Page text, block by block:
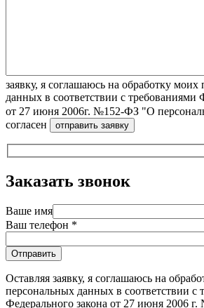
заявку, я соглашаюсь на обработку моих
данных в соответствии с требованиями
от 27 июня 2006г. №152-ФЗ "О
согласен
Заказать звонок
Ваше имя
Ваш телефон *
Оставляя заявку, я соглашаюсь на
персональных данных в соответствии с
Федерального закона от 27 июня 2006